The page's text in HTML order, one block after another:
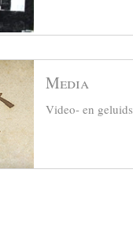
Media
Video- en